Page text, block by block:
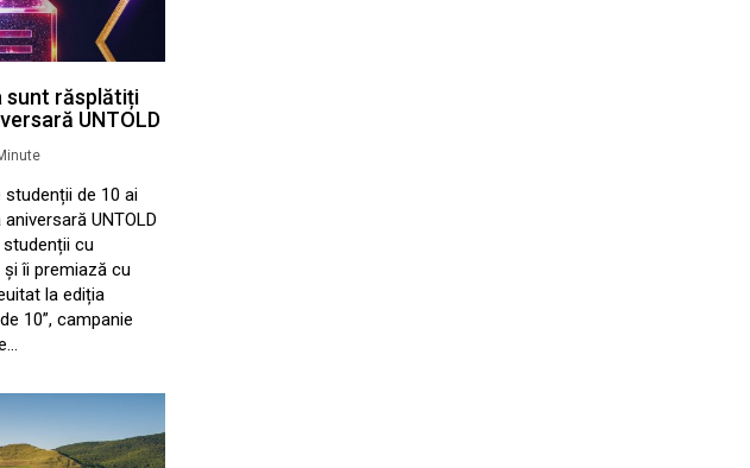
sunt răsplătiți
UNTOLD
studenții de 10 ai
UNTOLD
studenții cu
îi premiază cu
la ediția
10”, campanie